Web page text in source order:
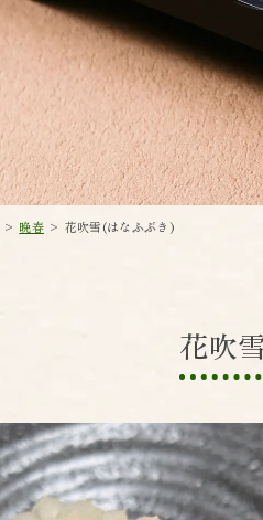
> 晩春> 花吹雪(はなふぶき)
花